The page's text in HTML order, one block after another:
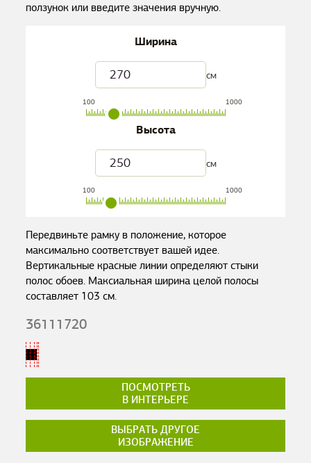
ползунок или введите значения вручную.
Ширина
см
100 1000
Высота
см
100 1000
Передвиньте рамку в положение, которое
максимально соответствует вашей идее.
Вертикальные красные линии определяют стыки
полос обоев. Максиальная ширина целой полосы
составляет 103 см.
36111720
ПОСМОТРЕТЬ
В ИНТЕРЬЕРЕ
ВЫБРАТЬ ДРУГОЕ
ИЗОБРАЖЕНИЕ